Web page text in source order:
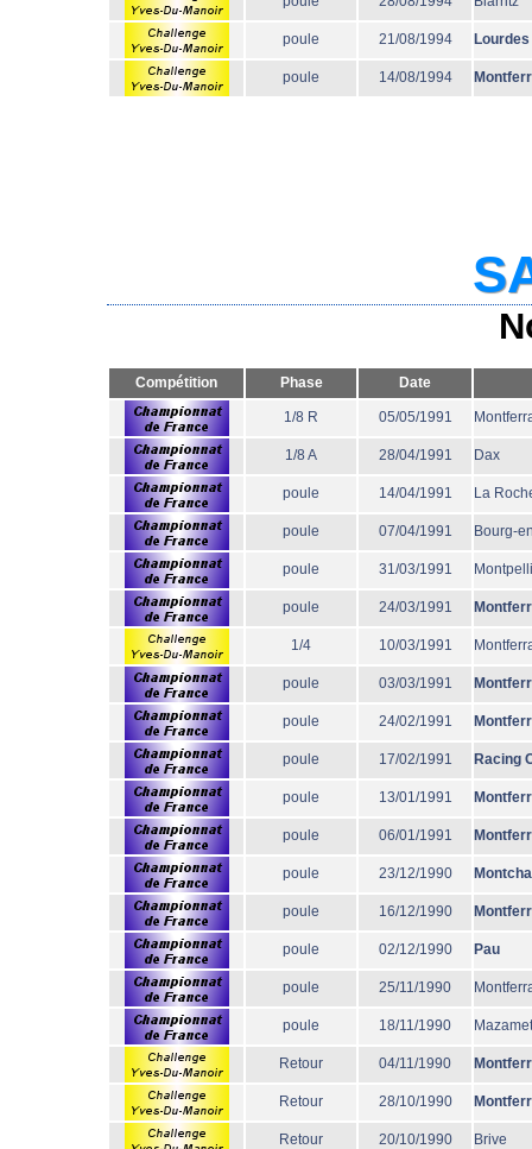
poule 21/08/1994 Lourdes
poule 14/08/1994
Compétition Phase Date
1/8 R 05/05/1991
1/8 A 28/04/1991 Dax
poule 14/04/1991 La
poule 07/04/1991 Bourg-
poule 31/03/1991
poule 24/03/1991
1/4 10/03/1991
poule 03/03/1991
poule 24/02/1991
poule 17/02/1991 Racing
poule 13/01/1991
poule 06/01/1991
poule 23/12/1990
poule 16/12/1990
poule 02/12/1990 Pau
poule 25/11/1990
poule 18/11/1990 Mazamet
Retour 04/11/1990
Retour 28/10/1990
Retour 20/10/1990 Brive